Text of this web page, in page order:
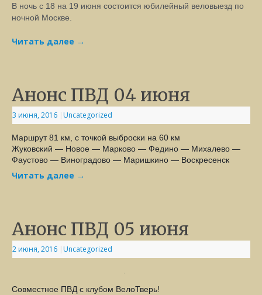
В ночь с 18 на 19 июня состоится юбилейный веловыезд по
ночной Москве.
Читать далее →
Анонс ПВД 04 июня
3 июня, 2016 | Uncategorized
Маршрут 81 км, с точкой выброски на 60 км
Жуковский — Новое — Марково — Федино — Михалево —
Фаустово — Виноградово — Маришкино — Воскресенск
Читать далее →
Анонс ПВД 05 июня
2 июня, 2016 | Uncategorized
Совместное ПВД с клубом ВелоТверь!